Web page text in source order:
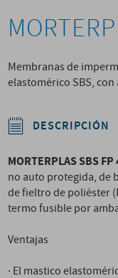
Membranas de
elastomérico SBS,
DESCRIPCIÓN
MORTERPLAS SBS FP
no auto protegida, de
de fieltro de poliéster
termo fusible por
Ventajas
· El mastico